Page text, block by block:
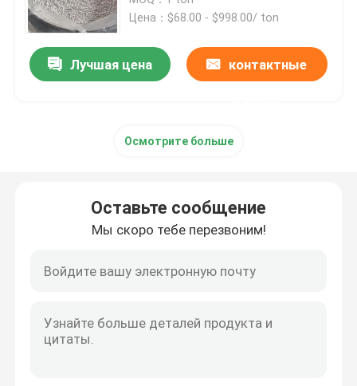
Случайная упаковка колонки
Шарик глинозема керамический
Цена：$68.00 - $998.00/ ton
Лучшая цена контактные
Осмотрите больше
Оставьте сообщение
Мы скоро тебе перезвоним!